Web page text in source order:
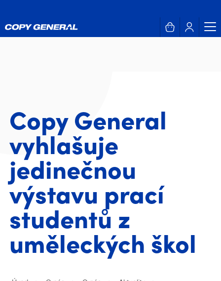
Copy General
vyhlašuje
jedinečnou
výstavu prací
studentů z
uměleckých škol